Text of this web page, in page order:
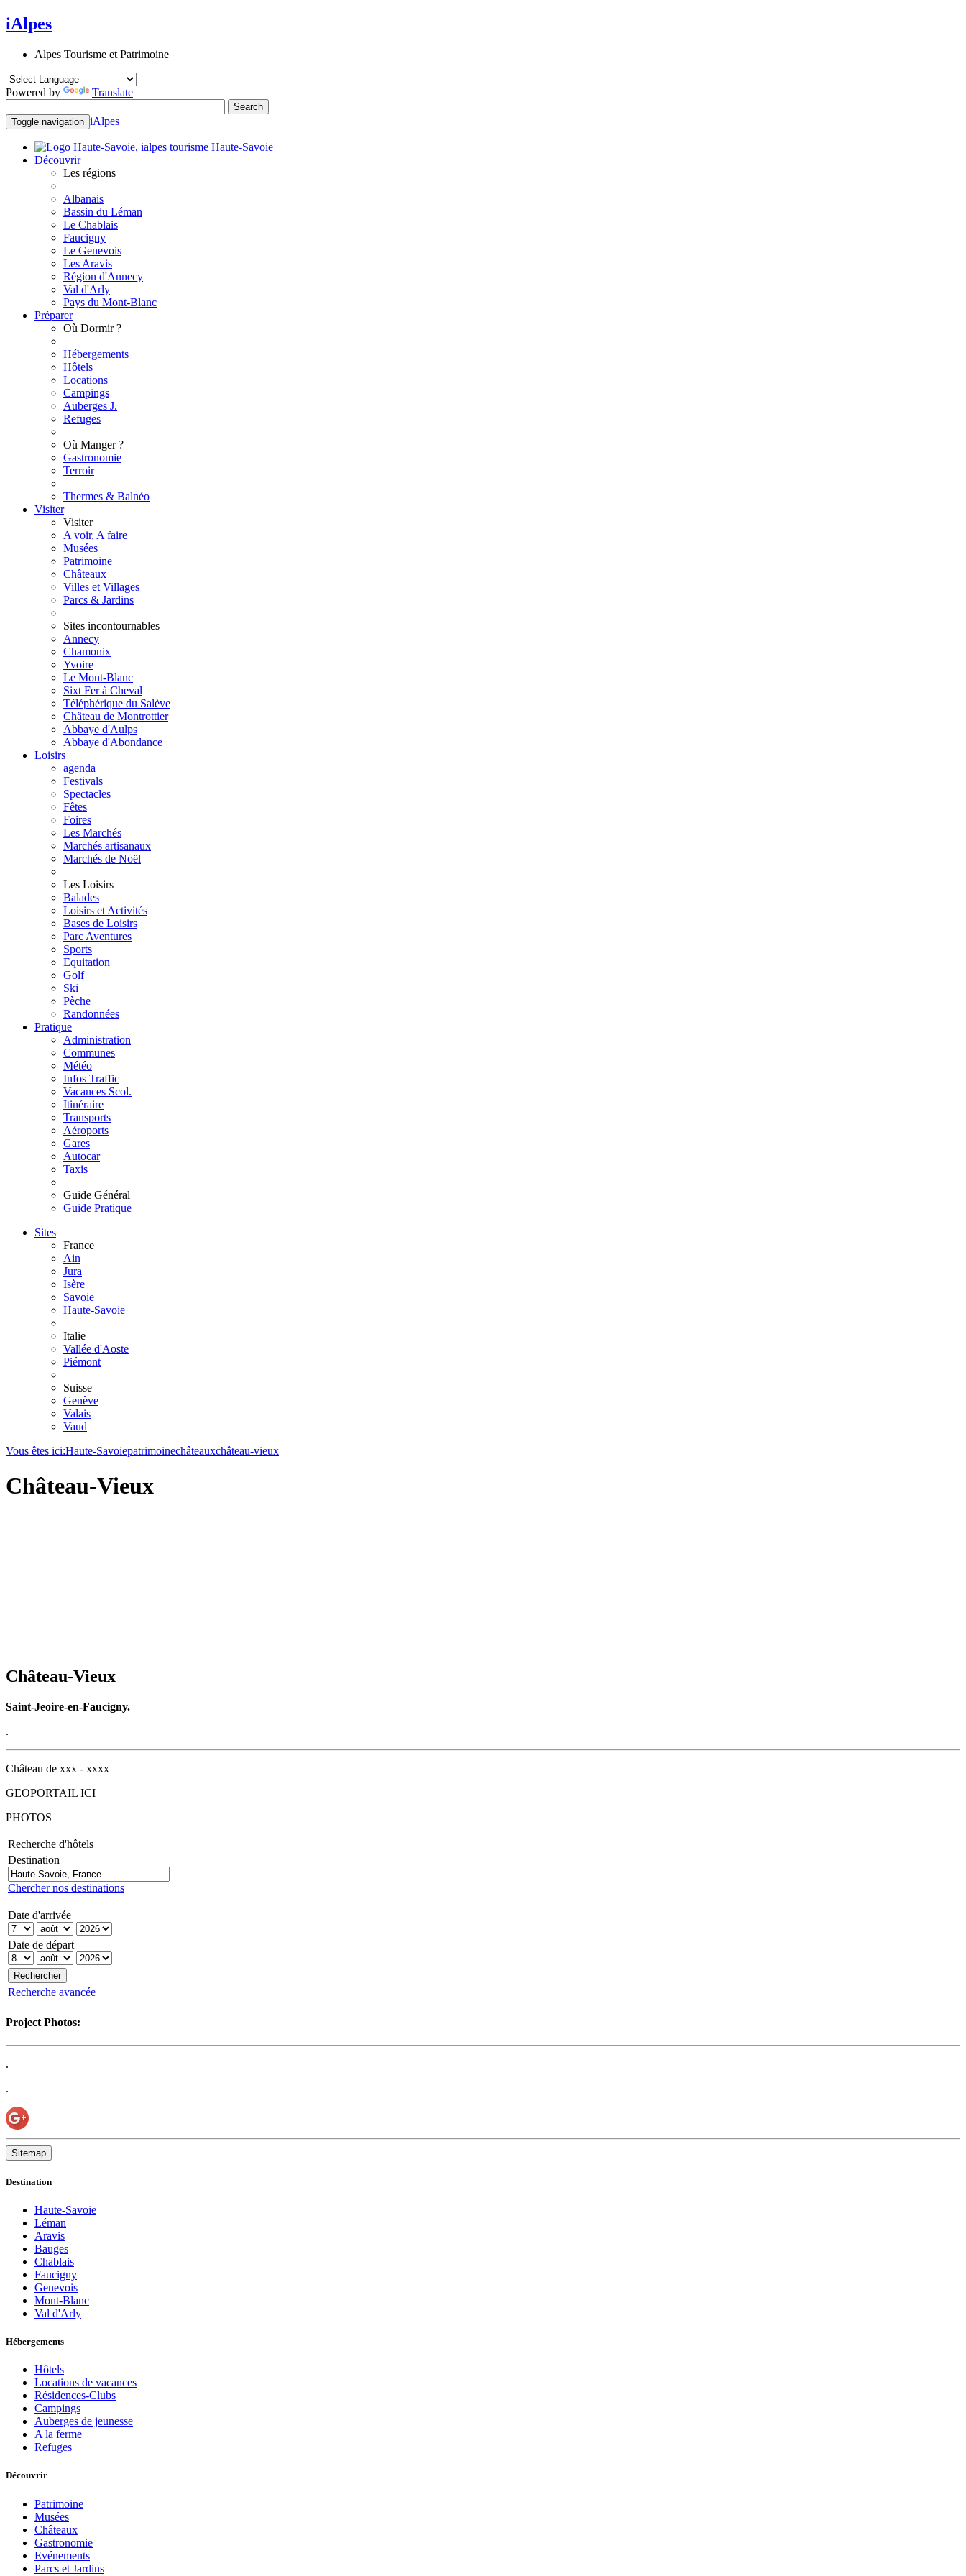
iAlpes
Alpes Tourisme et Patrimoine
Powered by Translate
Toggle navigation iAlpes
Haute-Savoie
Découvrir
Les régions
Albanais
Bassin du Léman
Le Chablais
Faucigny
Le Genevois
Les Aravis
Région d'Annecy
Val d'Arly
Pays du Mont-Blanc
Préparer
Où Dormir ?
Hébergements
Hôtels
Locations
Campings
Auberges J.
Refuges
Où Manger ?
Gastronomie
Terroir
Thermes & Balnéo
Visiter
Visiter
A voir, A faire
Musées
Patrimoine
Châteaux
Villes et Villages
Parcs & Jardins
Sites incontournables
Annecy
Chamonix
Yvoire
Le Mont-Blanc
Sixt Fer à Cheval
Téléphérique du Salève
Château de Montrottier
Abbaye d'Aulps
Abbaye d'Abondance
Loisirs
agenda
Festivals
Spectacles
Fêtes
Foires
Les Marchés
Marchés artisanaux
Marchés de Noël
Les Loisirs
Balades
Loisirs et Activités
Bases de Loisirs
Parc Aventures
Sports
Equitation
Golf
Ski
Pèche
Randonnées
Pratique
Administration
Communes
Météo
Infos Traffic
Vacances Scol.
Itinéraire
Transports
Aéroports
Gares
Autocar
Taxis
Guide Général
Guide Pratique
Sites
France
Ain
Jura
Isère
Savoie
Haute-Savoie
Italie
Vallée d'Aoste
Piémont
Suisse
Genève
Valais
Vaud
Vous êtes ici:Haute-Savoiepatrimoinechâteauxchâteau-vieux
Château-Vieux
Château-Vieux
Saint-Jeoire-en-Faucigny.
.
Château de xxx - xxxx
GEOPORTAIL ICI
PHOTOS
Recherche d'hôtels
Destination
Chercher nos destinations
Date d'arrivée
Date de départ
Recherche avancée
Project Photos:
.
.
Sitemap
Destination
Haute-Savoie
Léman
Aravis
Bauges
Chablais
Faucigny
Genevois
Mont-Blanc
Val d'Arly
Hébergements
Hôtels
Locations de vacances
Résidences-Clubs
Campings
Auberges de jeunesse
A la ferme
Refuges
Découvrir
Patrimoine
Musées
Châteaux
Gastronomie
Evénements
Parcs et Jardins